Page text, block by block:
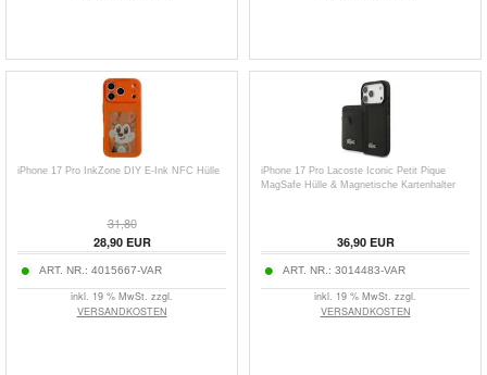
iPhone 17 Pro InkZone DIY E-Ink NFC Hülle
31,80
28,90EUR
ART. NR.: 4015667-VAR
inkl. 19 % MwSt. zzgl.
VERSANDKOSTEN
iPhone 17 Pro Lacoste Iconic Petit Pique
MagSafe Hülle & Magnetische Kartenhalter
36,90EUR
ART. NR.: 3014483-VAR
inkl. 19 % MwSt. zzgl.
VERSANDKOSTEN